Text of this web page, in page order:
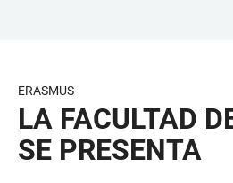
BARRIEREFREIHEIT
ERASMUS
LA FACULTAD
SE PRESENTA